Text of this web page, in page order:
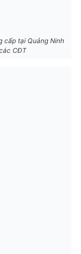
cấp tại Quảng Ninh
CĐT